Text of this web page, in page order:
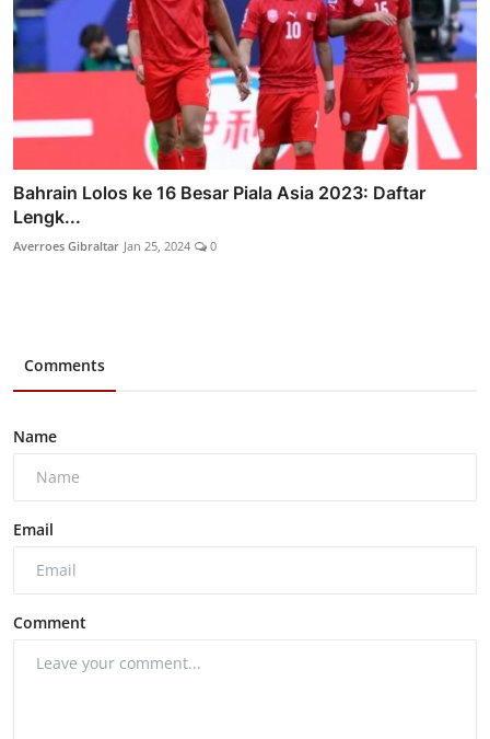
Bahrain Lolos ke 16 Besar Piala Asia 2023: Daftar
Lengk...
Averroes Gibraltar Jan 25, 2024 0
Comments
Name
Email
Comment